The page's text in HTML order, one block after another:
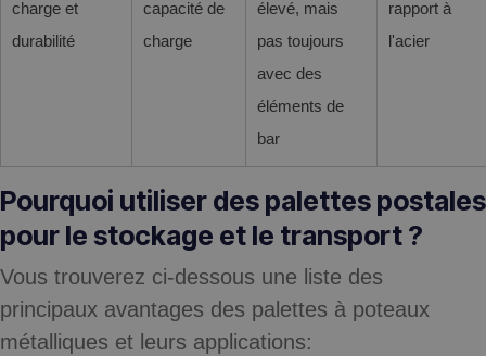
charge et
durabilité
capacité de
charge
élevé, mais
pas toujours
avec des
éléments de
bar
rapport à
l'acier
Pourquoi utiliser des palettes postales
pour le stockage et le transport ?
Vous trouverez ci-dessous une liste des
principaux avantages des palettes à poteaux
métalliques et leurs applications: